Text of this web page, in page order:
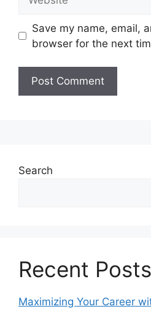
Save my name, email,
browser for the next
Search
Recent Posts
Maximizing Your Career